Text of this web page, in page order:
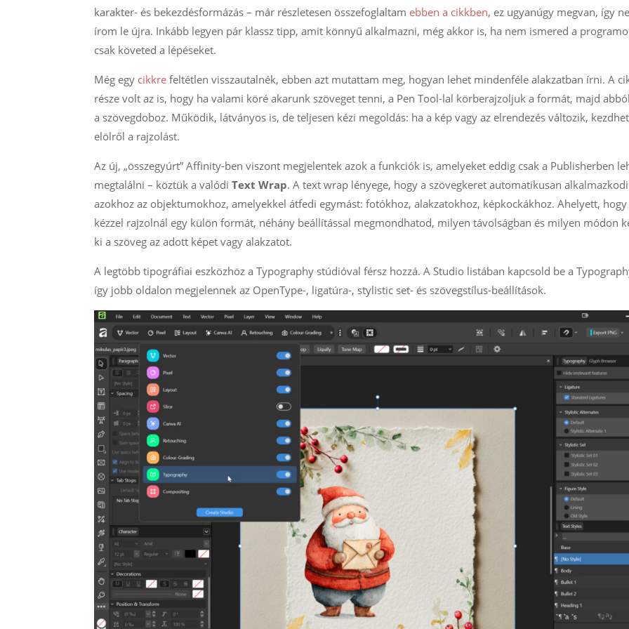
karakter- és bekezdésformázás – már részletesen összefoglaltam ebben a cikkben, ez ugyanúgy megvan, így
írom le újra. Inkább legyen pár klassz tipp, amit könnyű alkalmazni, még akkor is, ha nem ismered a
csak követed a lépéseket.
Még egy cikkrefeltétlen visszautalnék, ebben azt mutattam meg, hogyan lehet mindenféle alakzatban írni. A
része volt az is, hogy ha valami köré akarunk szöveget tenni, a Pen Tool-lal körberajzoljuk a formát, majd
a szövegdoboz. Működik, látványos is, de teljesen kézi megoldás: ha a kép vagy az elrendezés változik,
elölről a rajzolást.
Az új, „összegyúrt” Affinity-ben viszont megjelentek azok a funkciók is, amelyeket eddig csak a Publisherben
megtalálni – köztük a valódiText Wrap. A text wrap lényege, hogy a szövegkeret automatikusan
azokhoz az objektumokhoz, amelyekkel átfedi egymást: fotókhoz, alakzatokhoz, képkockákhoz. Ahelyett, hogy
kézzel rajzolnál egy külön formát, néhány beállítással megmondhatod, milyen távolságban és milyen módon
ki a szöveg az adott képet vagy alakzatot.
A legtöbb tipográfiai eszközhöz a Typography stúdióval férsz hozzá. A Studio listában kapcsold be a
így jobb oldalon megjelennek az OpenType-, ligatúra-, stylistic set- és szövegstílus-beállítások.